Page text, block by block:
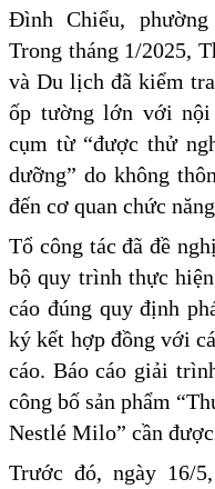
Đình Chiểu,
Trong tháng 1/2025,
và Du lịch đã kiểm
ốp tường lớn với
cụm từ “được thử
dưỡng” do không
đến cơ quan chức
Tổ công tác đã đề
bộ quy trình thực
cáo đúng quy định
ký kết hợp đồng với
cáo. Báo cáo giải
công bố sản phẩm
Nestlé Milo” cần
Trước đó, ngày 16/